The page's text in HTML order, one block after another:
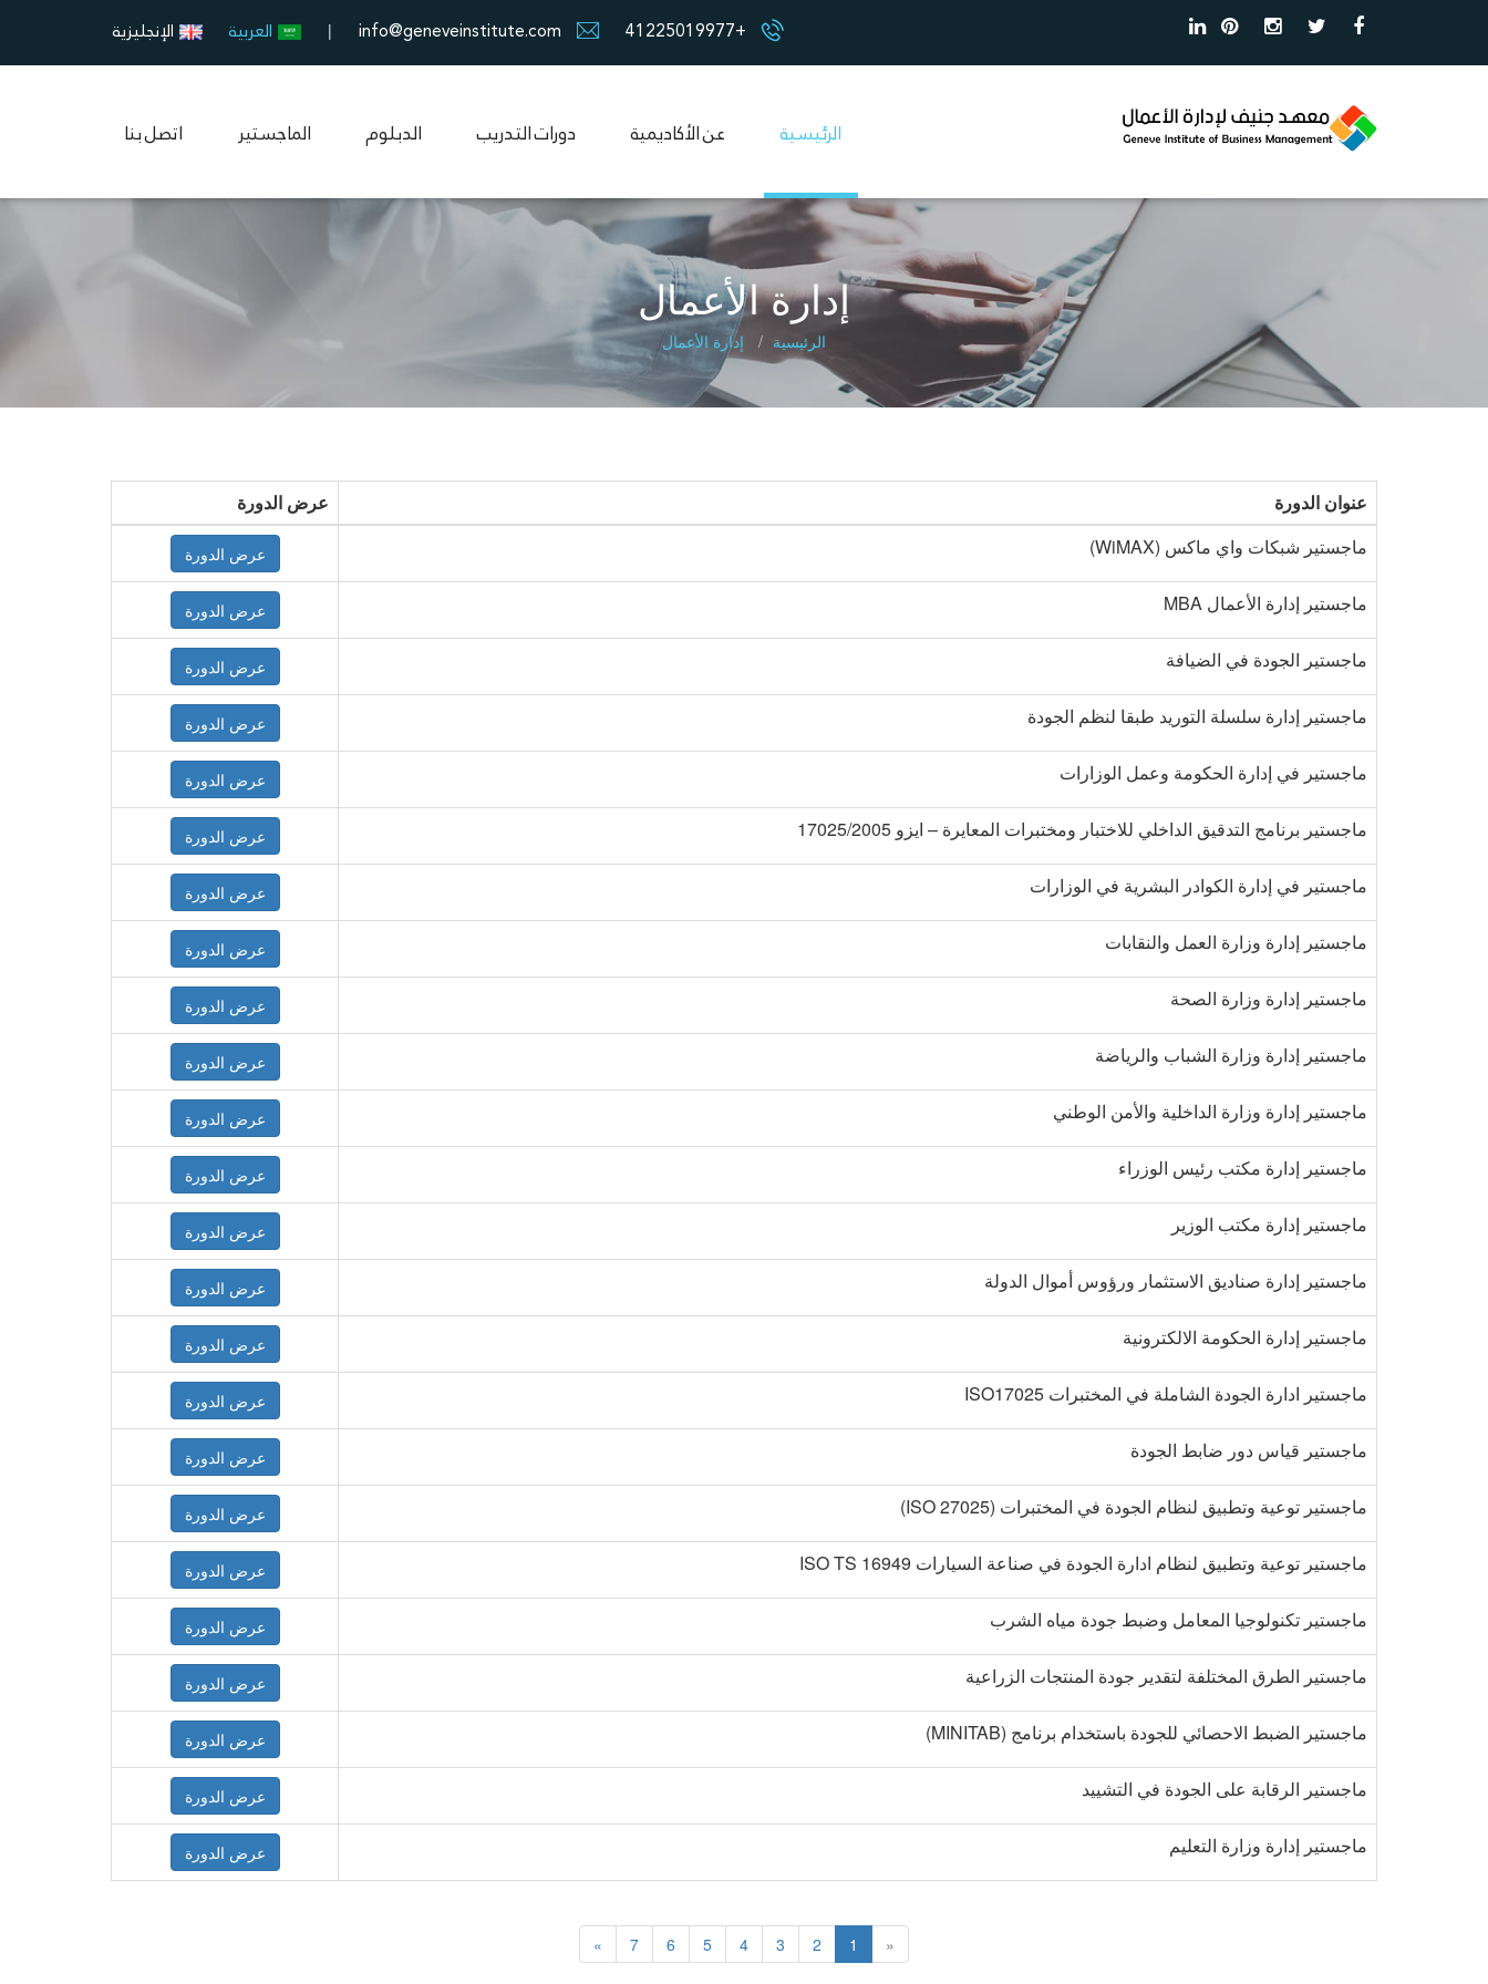
+41225019977
info@geneveinstitute.com
| العربية الإنجليزية
الرئيسية عن الأكاديمية دورات التدريب الدبلوم الماجستير اتصل بنا
إدارة الأعمال
الرئيسية إدارة الأعمال
عنوان الدورة
عرض الدورة
ماجستير شبكات واي ماكس (WiMAX)
عرض الدورة
ماجستير إدارة الأعمال MBA عرض الدورة
ماجستير الجودة في الضيافة عرض الدورة
ماجستير إدارة سلسلة التوريد طبقا لنظم الجودة عرض الدورة
ماجستير في إدارة الحكومة وعمل الوزارات عرض الدورة
ماجستير برنامج التدقيق الداخلي للاختبار ومختبرات المعايرة – ايزو 17025/2005 عرض الدورة
ماجستير في إدارة الكوادر البشرية في الوزارات عرض الدورة
ماجستير إدارة وزارة العمل والنقابات عرض الدورة
ماجستير إدارة وزارة الصحة عرض الدورة
ماجستير إدارة وزارة الشباب والرياضة عرض الدورة
ماجستير إدارة وزارة الداخلية والأمن الوطني عرض الدورة
ماجستير إدارة مكتب رئيس الوزراء عرض الدورة
ماجستير إدارة مكتب الوزير عرض الدورة
ماجستير إدارة صناديق الاستثمار ورؤوس أموال الدولة عرض الدورة
ماجستير إدارة الحكومة الالكترونية عرض الدورة
ماجستير ادارة الجودة الشاملة في المختبرات ISO17025 عرض الدورة
ماجستير قياس دور ضابط الجودة عرض الدورة
ماجستير توعية وتطبيق لنظام الجودة في المختبرات (ISO 27025) عرض الدورة
ماجستير توعية وتطبيق لنظام ادارة الجودة في صناعة السيارات ISO TS 16949 عرض الدورة
ماجستير تكنولوجيا المعامل وضبط جودة مياه الشرب عرض الدورة
ماجستير الطرق المختلفة لتقدير جودة المنتجات الزراعية عرض الدورة
ماجستير الضبط الاحصائي للجودة باستخدام برنامج (MINITAB) عرض الدورة
ماجستير الرقابة على الجودة في التشييد عرض الدورة
ماجستير إدارة وزارة التعليم عرض الدورة
«
1
2
3
4
5
6
7
»